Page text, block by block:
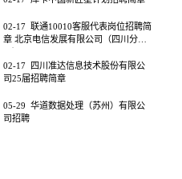
02-17 联通10010客服代表岗位招聘简
章 北京电信发展有限公司（四川分公
02-17
司25届招聘简章
05-29 华道数据处理（苏州）有限公
司招聘